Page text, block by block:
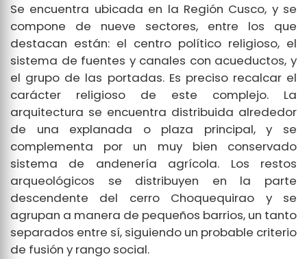
Se encuentra ubicada en la Región Cusco, y se
compone de nueve sectores, entre los que
destacan están: el centro político religioso, el
sistema de fuentes y canales con acueductos, y
el grupo de las portadas. Es preciso recalcar el
carácter religioso de este complejo. La
arquitectura se encuentra distribuida alrededor
de una explanada o plaza principal, y se
complementa por un muy bien conservado
sistema de andenería agrícola. Los restos
arqueológicos se distribuyen en la parte
descendente del cerro Choquequirao y se
agrupan a manera de pequeños barrios, un tanto
separados entre sí, siguiendo un probable criterio
de fusión y rango social.